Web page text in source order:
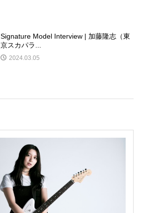
Signature Model Interview | 加藤隆志（東
京スカパラ...
2024.03.05